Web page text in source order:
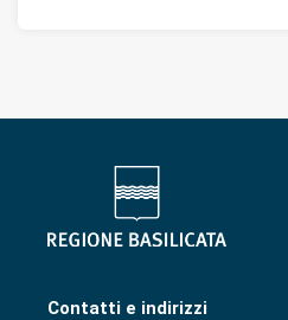
Contatti e indirizzi